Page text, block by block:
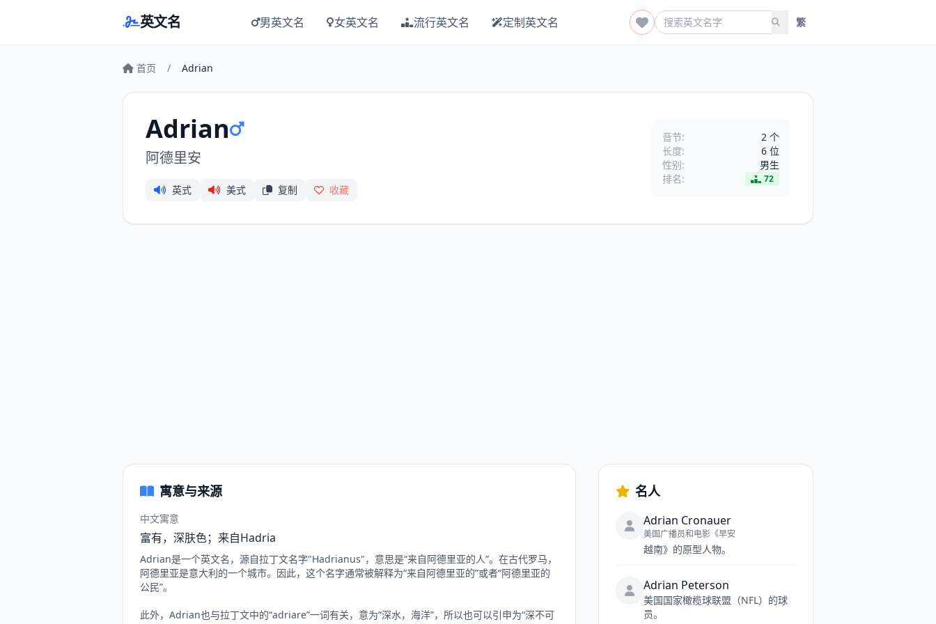
英文名 男英文名 女英文名 流行英文名 定制英文名 繁
首页 / Adrian
Adrian
阿德里安
英式 美式 复制 收藏
音节:
2 个
长度:
6 位
性别:
男生
排名:
72
寓意与来源
中文寓意
富有，深肤色；来自Hadria
Adrian是一个英文名，源自拉丁文名字"Hadrianus"，意思是“来自阿德里亚的人”。在古代罗马，
阿德里亚是意大利的一个城市。因此，这个名字通常被解释为“来自阿德里亚的”或者“阿德里亚的
公民”。
此外，Adrian也与拉丁文中的“adriare”一词有关，意为“深水，海洋”，所以也可以引申为“深不可
名人
Adrian Cronauer
美国广播员和电影《早安
越南》的原型人物。
Adrian Peterson
美国国家橄榄球联盟（NFL）的球
员。